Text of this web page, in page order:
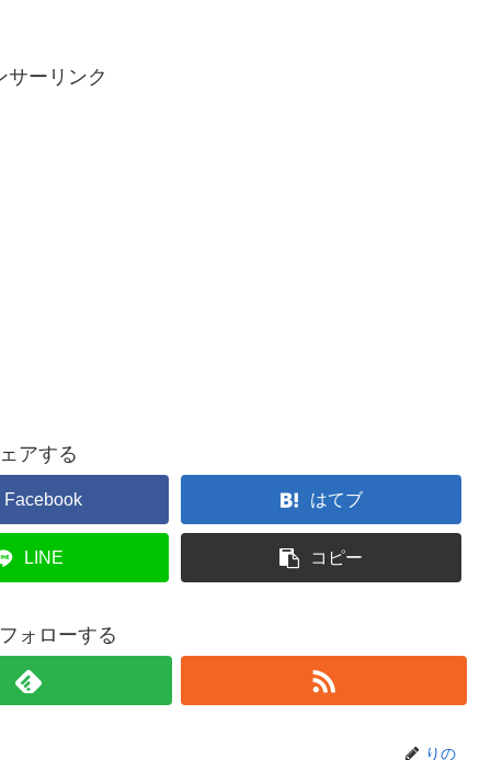
サーリンク
アする
Facebook はてブ
LINE コピー
ォローする
りの